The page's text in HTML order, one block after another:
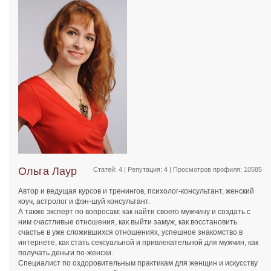
Ольга Лаур Статей: 4 | Репутация: 4 | Просмотров профиля: 10585
Автор и ведущая курсов и тренингов, психолог-консультант, женский
коуч, астролог и фэн-шуй консультант.
А также эксперт по вопросам: как найти своего мужчину и создать с
ним счастливые отношения, как выйти замуж, как восстановить
счастье в уже сложившихся отношениях, успешное знакомство в
интернете, как стать сексуальной и привлекательной для мужчин, как
получать деньги по-женски.
Специалист по оздоровительным практикам для женщин и искусству